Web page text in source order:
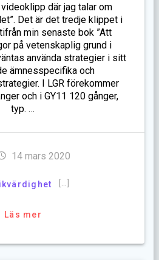
där jag talar om
Det är det tredje klippet i
min senaste bok ”Att
på vetenskaplig grund i
använda strategier i sitt
ämnesspecifika och
I LGR förekommer
och i GY11 120 gånger,
typ. …
14 mars 2020
[…]
Läs mer